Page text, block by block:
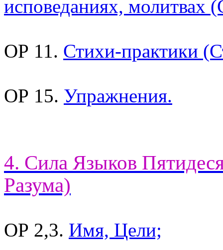
исповеданиях,
ОР 11. Стихи-практики
ОР 15. Упражнения.
4. Сила Языков
Разума)
ОР 2,3. Имя, Цели;